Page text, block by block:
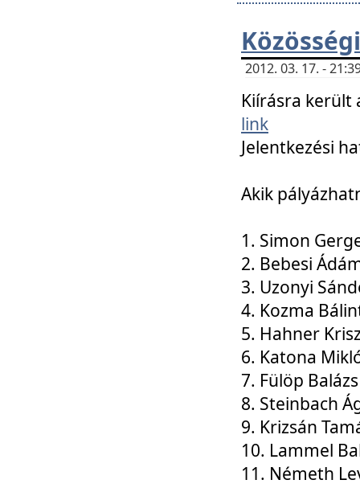
2012. 03. 17. -
Kiírásra került
link
Jelentkezési
Akik
1. Simon
2. Bebesi
3. Uzonyi
4. Kozma
5. Hahner
6. Katona
7. Fülöp Balázs
8. Steinbach
9. Krizsán
10. Lammel
11. Németh